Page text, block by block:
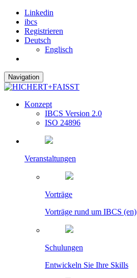
Linkedin
ibcs
Registrieren
Deutsch
Englisch
Navigation
Konzept
IBCS Version 2.0
ISO 24896
Veranstaltungen
Vorträge
Vorträge rund um IBCS (en)
Schulungen
Entwickeln Sie Ihre Skills